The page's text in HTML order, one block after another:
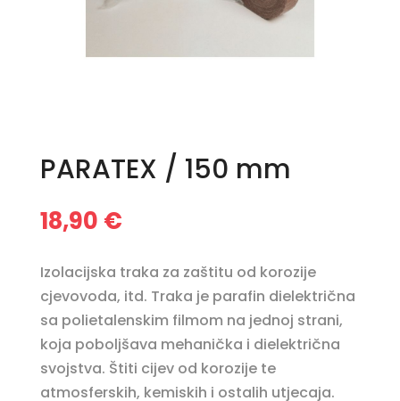
PARATEX / 150 mm
18,90 €
Izolacijska traka za zaštitu od korozije
cjevovoda, itd. Traka je parafin dielektrična
sa polietalenskim filmom na jednoj strani,
koja poboljšava mehanička i dielektrična
svojstva. Štiti cijev od korozije te
atmosferskih, kemiskih i ostalih utjecaja.